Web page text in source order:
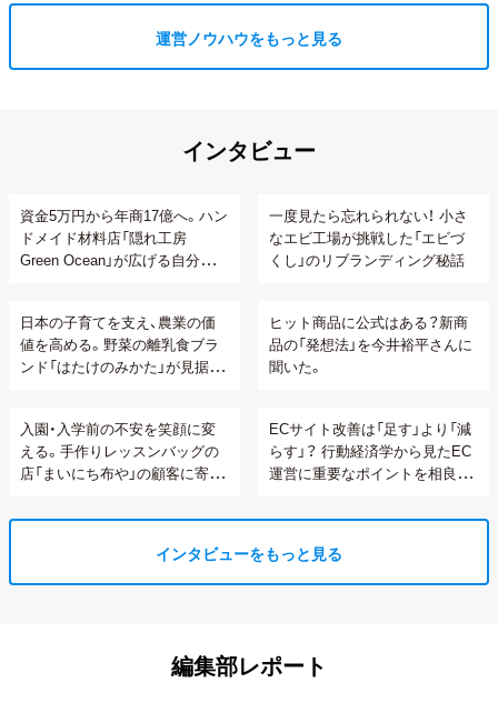
運営ノウハウをもっと見る
インタビュー
資金5万円から年商17億へ。ハン
ドメイド材料店「隠れ工房
Green Ocean」が広げる自分らし
一度見たら忘れられない！ 小さ
なエビ工場が挑戦した「エビづ
くし」のリブランディング秘話
日本の子育てを支え、農業の価
値を高める。野菜の離乳食ブラ
ンド「はたけのみかた」が見据え
ヒット商品に公式はある？新商
品の「発想法」を今井裕平さんに
聞いた。
入園・入学前の不安を笑顔に変
える。手作りレッスンバッグの
店「まいにち布や」の顧客に寄り
ECサイト改善は「足す」より「減
らす」？ 行動経済学から見たEC
運営に重要なポイントを相良さ
インタビューをもっと見る
編集部レポート